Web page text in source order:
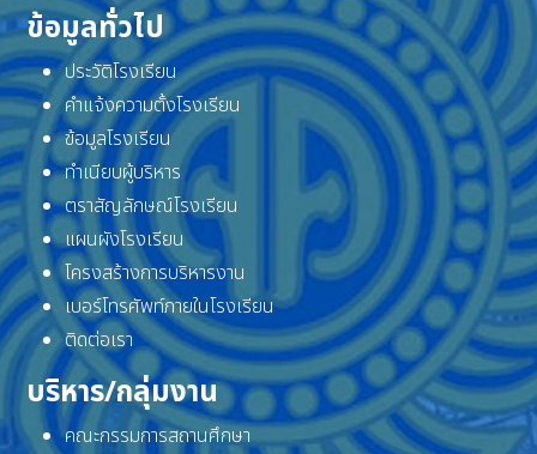
ข้อมูลทั่วไป
ประวัติโรงเรียน
คำแจ้งความตั้งโรงเรียน
ข้อมูลโรงเรียน
ทำเนียบผู้บริหาร
ตราสัญลักษณ์โรงเรียน
แผนผังโรงเรียน
โครงสร้างการบริหารงาน
เบอร์โทรศัพท์ภายในโรงเรียน
ติดต่อเรา
บริหาร/กลุ่มงาน
คณะกรรมการสถานศึกษา